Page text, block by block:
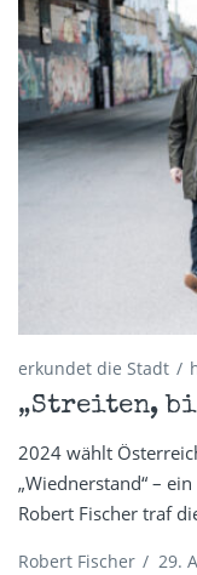
erkundet die Stadt
„Streiten,
2024 wählt
„Wiednerstand“ –
Robert Fischer traf
Robert Fischer / 29.